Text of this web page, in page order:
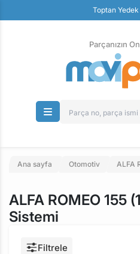
Toptan
100%
Güvenli
Parçanızın
Ana sayfa Otomotiv ALFA
ALFA ROMEO 155
Sistemi
Filtrele